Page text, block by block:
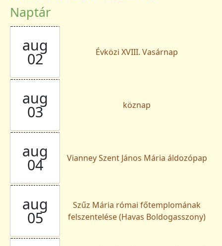
Naptár
aug
02 Évközi XVIII. Vasárnap
aug
03 köznap
aug
04 Vianney Szent János Mária áldozópap
aug
05
Szűz Mária római főtemplomának
felszentelése (Havas Boldogasszony)